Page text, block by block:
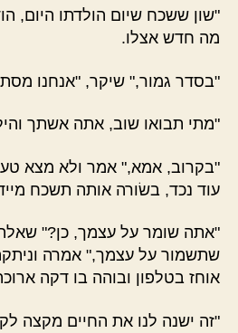
"שון ששכח שיום הולדתו היום,
מה חדש אצלו.
"בסדר גמור," שיקר, "אנחנו
"מתי תבואו שוב, אתה אשתך
"בקרוב, אמא," אמר ולא מצא
עוד נכד, בשׂורה אותה תשכח
"אתה שומר על עצמך, כן?"
שתשמור על עצמך," אמרה
אוחז בטלפון ובוהה בו דקה
"זה ישנה לנו את החיים מקצה